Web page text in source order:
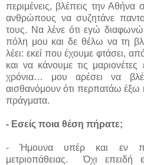
περιμένεις, βλέπεις την
ανθρώπους να συζητάνε
τους. Να λένε ότι εγώ
πόλη μου και δε θέλω να τη
λέει: εκεί που έχουμε φτάσει,
και να κάνουμε τις
χρόνια… μου αρέσει να
αισθανόμουν ότι περπατάω
πράγματα.
- Εσείς ποια θέση πήρατε;
- Ήμουνα υπέρ και εν
μετριοπάθειας.
Όχι επειδή